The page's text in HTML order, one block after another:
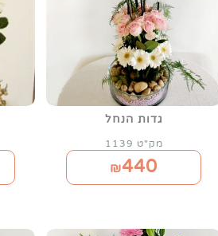
גדות הנחל
מק"ט 1139
₪440